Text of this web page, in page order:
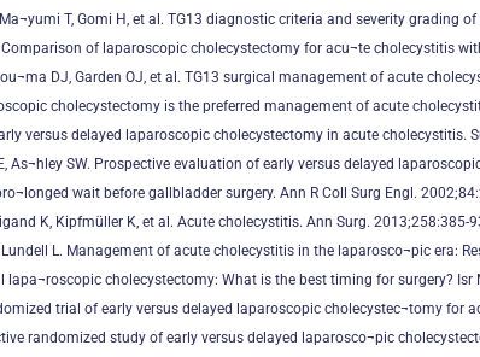
T, Gomi H, et al. TG13 diagnostic criteria and severity
Comparison of laparoscopic cholecystectomy for acu¬te
DJ, Garden OJ, et al. TG13 surgical management of acute
cholecystectomy is the preferred management of acute
versus delayed laparoscopic cholecystectomy in acute cholecystitis.
As¬hley SW. Prospective evaluation of early versus delayed
wait before gallbladder surgery. Ann R Coll Surg Engl.
K, Kipfmüller K, et al. Acute cholecystitis. Ann Surg. 2013;258:385-
L. Management of acute cholecystitis in the laparosco¬pic era:
lapa¬roscopic cholecystectomy: What is the best timing for surgery? Isr
trial of early versus delayed laparoscopic cholecystec¬tomy for
randomized study of early versus delayed laparosco¬pic